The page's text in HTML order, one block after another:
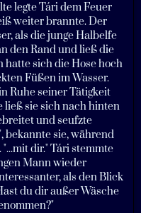
legte Tári dem Feuer
weiter brannte. Der
als die junge Halbelfe
den Rand und ließ die
hatte sich die Hose hoch
Füßen im Wasser.
Ruhe seiner Tätigkeit
ließ sie sich nach hinten
und seufzte
bekannte sie, während
dir." Tári stemmte
Mann wieder
als den Blick
du dir außer Wäsche